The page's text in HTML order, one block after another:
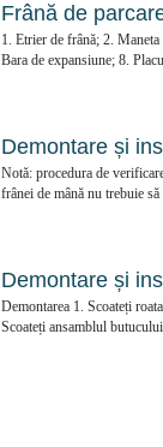
Frână de
1. Etrier de frână; 2.
Bara de expansiune; 8.
Demontare și
Notă: procedura de
frânei de mână nu trebuie să
Demontare și
Demontarea 1. Scoateți
Scoateți ansamblul